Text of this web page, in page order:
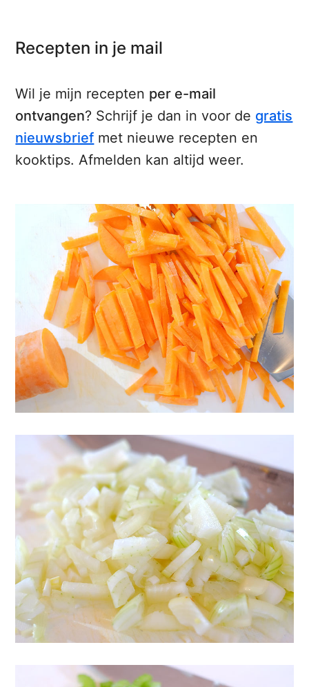
Recepten in je mail
Wil je mijn recepten per e-mail
ontvangen? Schrijf je dan in voor de gratis
nieuwsbrief met nieuwe recepten en
kooktips. Afmelden kan altijd weer.